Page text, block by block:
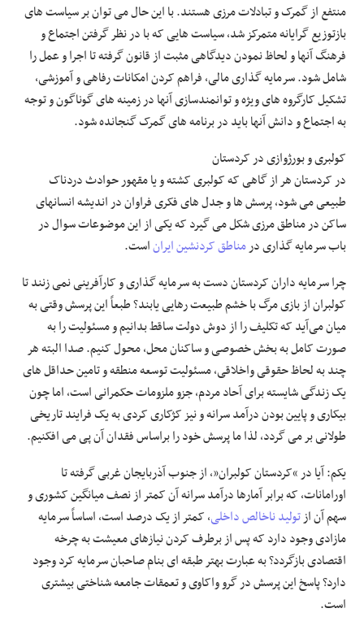
منتفع از گمرک و تبادلات مرزی هستند. با این حال می توان بر سیاست های
بازتوزیع گرایانه متمرکز شد، سیاست هایی که با در نظر گرفتن اجتماع و
فرهنگ آنها و لحاظ نمودن دیدگاهی مثبت از قانون گرفته تا اجرا و عمل را
شامل شود. سرمایه گذاری مالی، فراهم کردن امکانات رفاهی و آموزشی،
تشکیل کارگروه های ویژه و توانمندسازی آنها در زمینه های گوناگون و توجه
به اجتماع و دانش آنها باید در برنامه های گمرک گنجانده شود.
کولبری و بورژوازی در کردستان
در کردستان هر از گاهی که کولبری کشته و یا مقهور حوادث دردناک
طبیعی می شود، پرسش ها و جدل های فکری فراوان در اندیشه انسانهای
ساکن در مناطق مرزی شکل می گیرد که یکی از این موضوعات سوال در
باب سرمایه گذاری درمناطق کردنشین ایراناست.
چرا سرمایه داران کردستان دست به سرمایه گذاری و کارآفرینی نمی زنند تا
کولبران از بازی مرگ با خشم طبیعت رهایی یابند؟ طبعاً این پرسش وقتی به
میان می‌آید که تکلیف را از دوش دولت ساقط بدانیم و مسئولیت را به
صورت کامل به بخش خصوصی و ساکنان محل، محول کنیم. صدا البته هر
چند به لحاظ حقوقی واخلاقی، مسئولیت توسعه منطقه و تامین حداقل های
یک زندگی شایسته برای آحاد مردم، جزو ملزومات حکمرانی است، اما چون
بیکاری و پایین بودن درآمد سرانه و نیز کژکاری کردی به یک فرایند تاریخی
طولانی بر می گردد، لذا ما پرسش خود را براساس فقدان آن پی می افکنیم.
یکم: آیا در “کردستان کولبران”، از جنوب آذربایجان غربی گرفته تا
اورامانات، که برابر آمارها درآمد سرانه آن کمتر از نصف میانگین کشوری و
سهم آن ازتولید ناخالص داخلی، کمتر از یک درصد است، اساساً سرمایه
مازادی وجود دارد که پس از برطرف کردن نیازهای معیشت به چرخه
اقتصادی بازگردد؟ به عبارت بهتر طبقه ای بنام صاحبان سرمایه کرد وجود
دارد؟ پاسخ این پرسش در گرو واکاوی و تعمقات جامعه شناختی بیشتری
است.